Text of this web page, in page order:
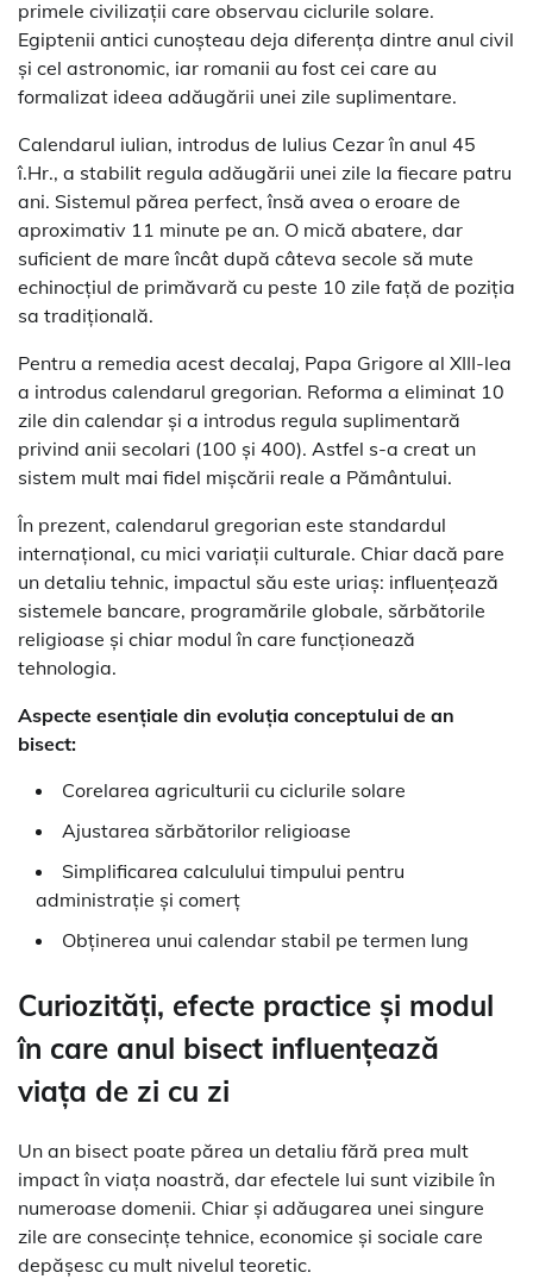
primele civilizații care observau ciclurile solare.
Egiptenii antici cunoșteau deja diferența dintre anul civil
și cel astronomic, iar romanii au fost cei care au
formalizat ideea adăugării unei zile suplimentare.
Calendarul iulian, introdus de Iulius Cezar în anul 45
î.Hr., a stabilit regula adăugării unei zile la fiecare patru
ani. Sistemul părea perfect, însă avea o eroare de
aproximativ 11 minute pe an. O mică abatere, dar
suficient de mare încât după câteva secole să mute
echinocțiul de primăvară cu peste 10 zile față de poziția
sa tradițională.
Pentru a remedia acest decalaj, Papa Grigore al XIII-lea
a introdus calendarul gregorian. Reforma a eliminat 10
zile din calendar și a introdus regula suplimentară
privind anii secolari (100 și 400). Astfel s-a creat un
sistem mult mai fidel mișcării reale a Pământului.
În prezent, calendarul gregorian este standardul
internațional, cu mici variații culturale. Chiar dacă pare
un detaliu tehnic, impactul său este uriaș: influențează
sistemele bancare, programările globale, sărbătorile
religioase și chiar modul în care funcționează
tehnologia.
Aspecte esențiale din evoluția conceptului de an
bisect:
Corelarea agriculturii cu ciclurile solare
Ajustarea sărbătorilor religioase
Simplificarea calculului timpului pentru
administrație și comerț
Obținerea unui calendar stabil pe termen lung
Curiozități, efecte practice și modul
în care anul bisect influențează
viața de zi cu zi
Un an bisect poate părea un detaliu fără prea mult
impact în viața noastră, dar efectele lui sunt vizibile în
numeroase domenii. Chiar și adăugarea unei singure
zile are consecințe tehnice, economice și sociale care
depășesc cu mult nivelul teoretic.